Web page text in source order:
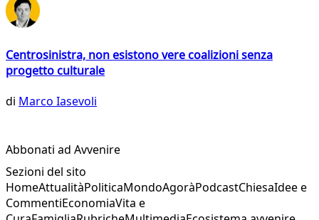
Centrosinistra, non esistono vere coalizioni senza
progetto culturale
di Marco Iasevoli
Abbonati ad Avvenire
Sezioni del sito
HomeAttualitàPoliticaMondoAgoràPodcastChiesaIdee e
CommentiEconomiaVita e